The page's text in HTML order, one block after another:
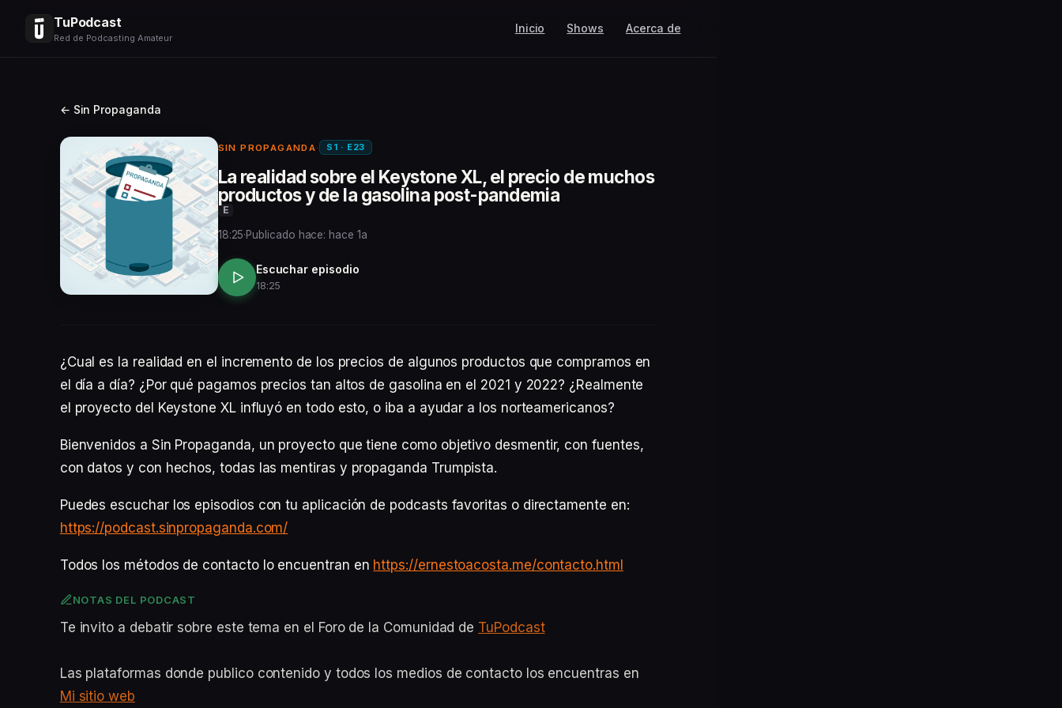
TuPodcast
Red de Podcasting Amateur
Inicio Shows Acerca de
← Sin Propaganda
SIN PROPAGANDA· S1 · E23
La realidad sobre el Keystone XL, el precio de muchos
productos y de la gasolina post-pandemia
E
18:25·Publicado hace: hace 1a
Escuchar episodio
18:25
¿Cual es la realidad en el incremento de los precios de algunos productos que compramos en
el día a día? ¿Por qué pagamos precios tan altos de gasolina en el 2021 y 2022? ¿Realmente
el proyecto del Keystone XL influyó en todo esto, o iba a ayudar a los norteamericanos?
Bienvenidos a Sin Propaganda, un proyecto que tiene como objetivo desmentir, con fuentes,
con datos y con hechos, todas las mentiras y propaganda Trumpista.
Puedes escuchar los episodios con tu aplicación de podcasts favoritas o directamente en:
https://podcast.sinpropaganda.com/
Todos los métodos de contacto lo encuentran en https://ernestoacosta.me/contacto.html
NOTAS DEL PODCAST
Te invito a debatir sobre este tema en el Foro de la Comunidad de TuPodcast
Las plataformas donde publico contenido y todos los medios de contacto los encuentras en
Mi sitio web